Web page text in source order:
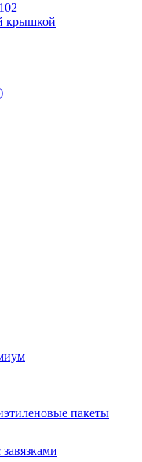
крышкой
пакеты